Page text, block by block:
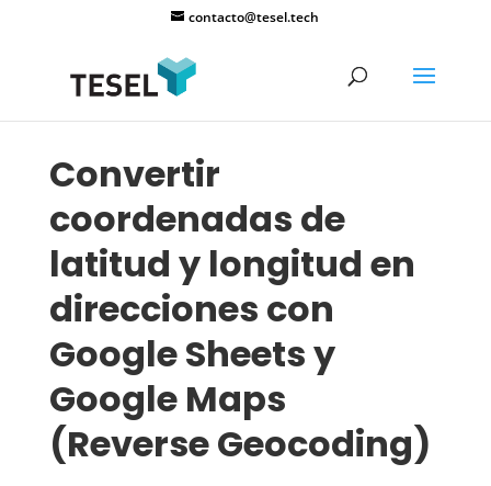
contacto@tesel.tech
Convertir
coordenadas de
latitud y longitud en
direcciones con
Google Sheets y
Google Maps
(Reverse Geocoding)